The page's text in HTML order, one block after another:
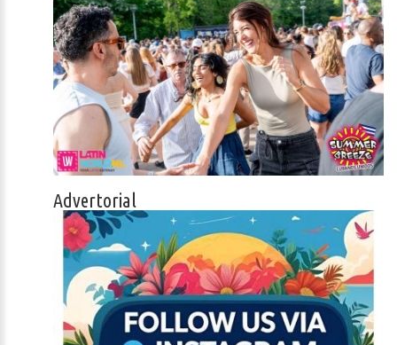
Advertorial